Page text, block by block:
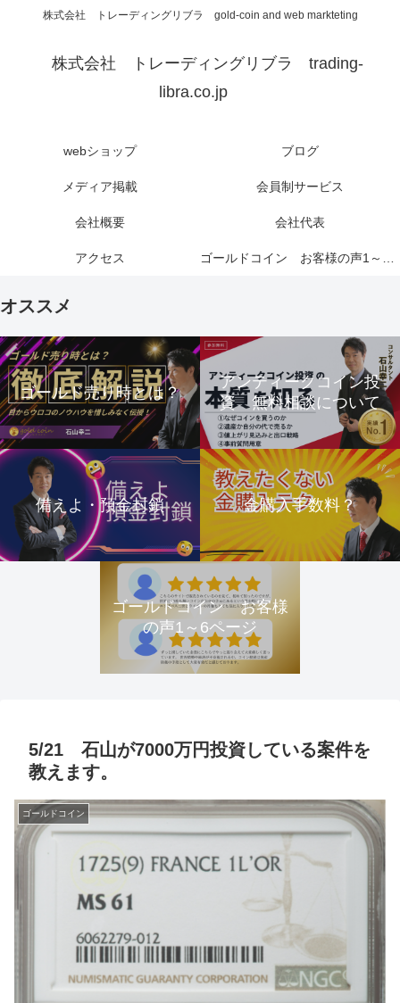
株式会社 トレーディングリブラ gold-coin and web markteting
株式会社 トレーディングリブラ trading-
libra.co.jp
webショップ ブログ
メディア掲載 会員制サービス
会社概要 会社代表
アクセス ゴールドコイン お客様の声1～6ページ
オススメ
ゴールド売り時とは？
アンティークコイン投
資 無料相談について
備えよ・預金封鎖 金購入手数料？
ゴールドコイン お客様
の声1～6ページ
5/21 石山が7000万円投資している案件を
教えます。
ゴールドコイン